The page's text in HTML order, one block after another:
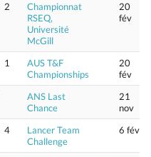
2
Championnat
RSEQ,
Université
McGill
20
fév
1
AUS T&F
Championships
20
fév
ANS Last
Chance
21
nov
4
Lancer Team
Challenge
6 fév